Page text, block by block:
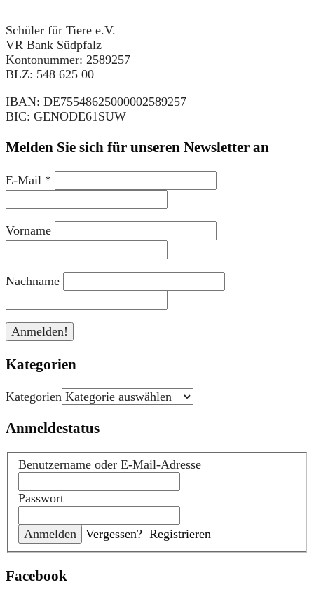
Schüler für Tiere e.V.
VR Bank Südpfalz
Kontonummer: 2589257
BLZ: 548 625 00
IBAN: DE75548625000002589257
BIC: GENODE61SUW
Melden Sie sich für unseren Newsletter an
E-Mail *
Vorname
Nachname
Kategorien
Kategorien
Anmeldestatus
Benutzername oder E-Mail-Adresse
Passwort
Vergessen? Registrieren
Facebook